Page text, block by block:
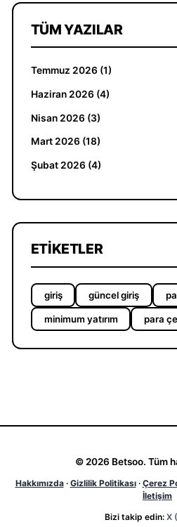
TÜM YAZILAR
Temmuz 2026 (1)
Haziran 2026 (4)
Nisan 2026 (3)
Mart 2026 (18)
Şubat 2026 (4)
ETIKETLER
giriş güncel giriş
minimum yatırım para
© 2026 Betsoo. Tüm
Hakkımızda · Gizlilik Politikası · Çerez
İletişim
Bizi takip edin: X